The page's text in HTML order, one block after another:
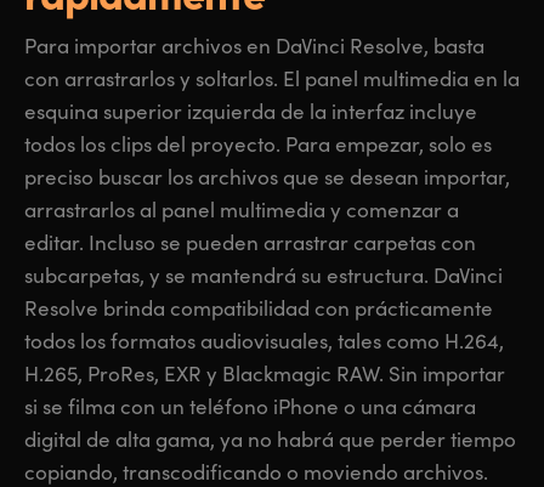
Ukraine
United Kingdom
United States
Ukraine
United Kingdom
United States
Para importar archivos en DaVinci Resolve, basta
con arrastrarlos y soltarlos. El panel multimedia en la
esquina superior izquierda de la interfaz incluye
todos los clips del proyecto. Para empezar, solo es
preciso buscar los archivos que se desean importar,
arrastrarlos al panel multimedia y comenzar a
editar. Incluso se pueden arrastrar carpetas con
subcarpetas, y se mantendrá su estructura. DaVinci
Resolve brinda compatibilidad con prácticamente
todos los formatos audiovisuales, tales como H.264,
H.265, ProRes, EXR y Blackmagic RAW. Sin importar
si se filma con un teléfono iPhone o una cámara
digital de alta gama, ya no habrá que perder tiempo
copiando, transcodificando o moviendo archivos.